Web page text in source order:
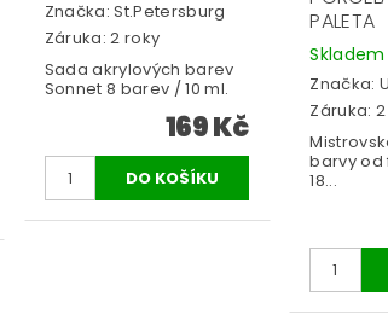
Značka:St.Petersburg
Záruka: 2 roky
Sada akrylových barev
Sonnet 8 barev / 10 ml.
169 Kč
PALETA
Skladem
Značka:
Záruka:
barvy od
18...